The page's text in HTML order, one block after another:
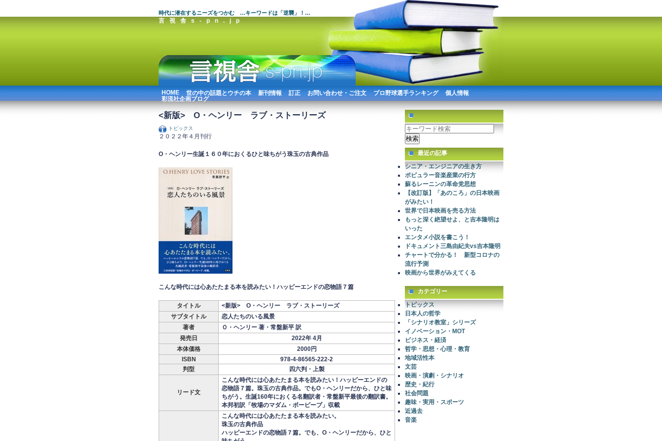
時代に潜在するニーズをつかむ …キーワードは「逆襲」！…
言視舎s-pn.jp
HOME 世の中の話題とウチの本 新刊情報 訂正 お問い合わせ・ご注文 プロ野球選手ランキング
個人情報
彩流社企画ブログ
<新版> O・ヘンリー ラブ・ストーリーズ
トピックス
２０２２年４月刊行
O・ヘンリー生誕１６０年におくるひと味ちがう珠玉の古典作品
こんな時代には心あたたまる本を読みたい！ハッピーエンドの恋物語７篇
タイトル
<新版> O・ヘンリー ラブ・ストーリーズ
サブタイトル
恋人たちのいる風景
著者
Ｏ・ヘンリー 著・常盤新平 訳
発売日
2022年 4月
本体価格
2000円
ISBN
978-4-86565-222-2
判型
四六判・上製
リード文
こんな時代には心あたたまる本を読みたい！ハッピーエンドの
恋物語７篇。珠玉の古典作品。でもO・ヘンリーだから、ひと味
ちがう。生誕160年におくる名翻訳者・常盤新平最後の翻訳書。
本邦初訳「牧場のマダム・ボーピープ」収載
こんな時代には心あたたまる本を読みたい。
珠玉の古典作品
ハッピーエンドの恋物語７篇。でも、O・ヘンリーだから、ひと
最近の記事
シニア・エンジニアの生き方
ポピュラー音楽産業の行方
蘇るレーニンの革命党思想
【改訂版】「あのころ」の日本映画
がみたい！
世界で日本映画を売る方法
もっと深く絶望せよ、と吉本隆明は
いった
エンタメ小説を書こう！
ドキュメント三島由紀夫vs吉本隆明
チャートで分かる！ 新型コロナの
流行予測
映画から世界がみえてくる
カテゴリー
トピックス
日本人の哲学
「シナリオ教室」シリーズ
イノベーション・MOT
ビジネス・経済
哲学・思想・心理・教育
地域活性本
文芸
映画・演劇・シナリオ
歴史・紀行
社会問題
趣味・実用・スポーツ
近過去
音楽